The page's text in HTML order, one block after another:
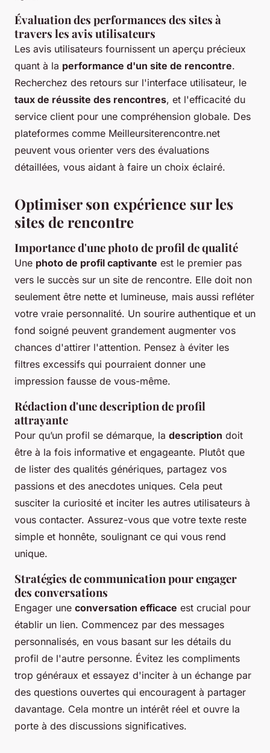
Évaluation des performances des sites à
travers les avis utilisateurs
Les avis utilisateurs fournissent un aperçu précieux
quant à la performance d'un site de rencontre.
Recherchez des retours sur l'interface utilisateur, le
taux de réussite des rencontres, et l'efficacité du
service client pour une compréhension globale. Des
plateformes comme Meilleursiterencontre.net
peuvent vous orienter vers des évaluations
détaillées, vous aidant à faire un choix éclairé.
Optimiser son expérience sur les
sites de rencontre
Importance d'une photo de profil de qualité
Une photo de profil captivante est le premier pas
vers le succès sur un site de rencontre. Elle doit non
seulement être nette et lumineuse, mais aussi refléter
votre vraie personnalité. Un sourire authentique et un
fond soigné peuvent grandement augmenter vos
chances d'attirer l'attention. Pensez à éviter les
filtres excessifs qui pourraient donner une
impression fausse de vous-même.
Rédaction d'une description de profil
attrayante
Pour qu’un profil se démarque, la description doit
être à la fois informative et engageante. Plutôt que
de lister des qualités génériques, partagez vos
passions et des anecdotes uniques. Cela peut
susciter la curiosité et inciter les autres utilisateurs à
vous contacter. Assurez-vous que votre texte reste
simple et honnête, soulignant ce qui vous rend
unique.
Stratégies de communication pour engager
des conversations
Engager une conversation efficace est crucial pour
établir un lien. Commencez par des messages
personnalisés, en vous basant sur les détails du
profil de l'autre personne. Évitez les compliments
trop généraux et essayez d'inciter à un échange par
des questions ouvertes qui encouragent à partager
davantage. Cela montre un intérêt réel et ouvre la
porte à des discussions significatives.